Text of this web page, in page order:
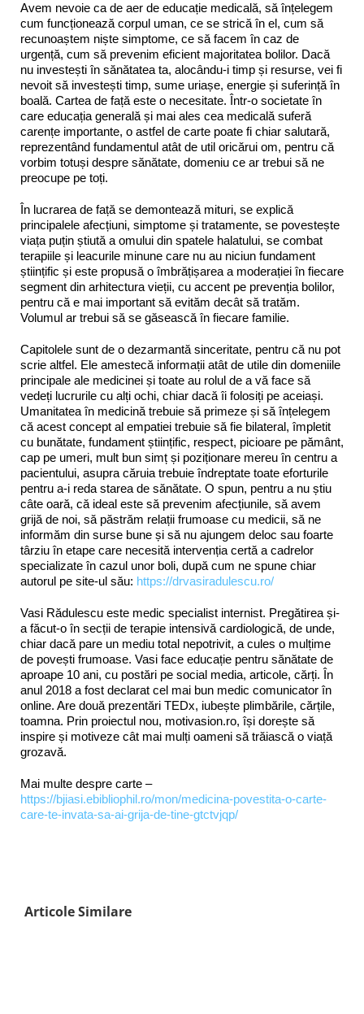
Avem nevoie ca de aer de educație medicală, să înțelegem
cum funcționează corpul uman, ce se strică în el, cum să
recunoaștem niște simptome, ce să facem în caz de
urgență, cum să prevenim eficient majoritatea bolilor. Dacă
nu investești în sănătatea ta, alocându-i timp și resurse, vei fi
nevoit să investești timp, sume uriașe, energie și suferință în
boală. Cartea de față este o necesitate. Într-o societate în
care educația generală și mai ales cea medicală suferă
carențe importante, o astfel de carte poate fi chiar salutară,
reprezentând fundamentul atât de util oricărui om, pentru că
vorbim totuși despre sănătate, domeniu ce ar trebui să ne
preocupe pe toți.
În lucrarea de față se demontează mituri, se explică
principalele afecțiuni, simptome și tratamente, se povestește
viața puțin știută a omului din spatele halatului, se combat
terapiile și leacurile minune care nu au niciun fundament
științific și este propusă o îmbrățișarea a moderației în fiecare
segment din arhitectura vieții, cu accent pe prevenția bolilor,
pentru că e mai important să evităm decât să tratăm.
Volumul ar trebui să se găsească în fiecare familie.
Capitolele sunt de o dezarmantă sinceritate, pentru că nu pot
scrie altfel. Ele amestecă informații atât de utile din domeniile
principale ale medicinei și toate au rolul de a vă face să
vedeți lucrurile cu alți ochi, chiar dacă îi folosiți pe aceiași.
Umanitatea în medicină trebuie să primeze și să înțelegem
că acest concept al empatiei trebuie să fie bilateral, împletit
cu bunătate, fundament științific, respect, picioare pe pământ,
cap pe umeri, mult bun simț și poziționare mereu în centru a
pacientului, asupra căruia trebuie îndreptate toate eforturile
pentru a-i reda starea de sănătate. O spun, pentru a nu știu
câte oară, că ideal este să prevenim afecțiunile, să avem
grijă de noi, să păstrăm relații frumoase cu medicii, să ne
informăm din surse bune și să nu ajungem deloc sau foarte
târziu în etape care necesită intervenția certă a cadrelor
specializate în cazul unor boli, după cum ne spune chiar
autorul pe site-ul său: https://drvasiradulescu.ro/
Vasi Rădulescu este medic specialist internist. Pregătirea și-
a făcut-o în secții de terapie intensivă cardiologică, de unde,
chiar dacă pare un mediu total nepotrivit, a cules o mulțime
de povești frumoase. Vasi face educație pentru sănătate de
aproape 10 ani, cu postări pe social media, articole, cărți. În
anul 2018 a fost declarat cel mai bun medic comunicator în
online. Are două prezentări TEDx, iubește plimbările, cărțile,
toamna. Prin proiectul nou, motivasion.ro, își dorește să
inspire și motiveze cât mai mulți oameni să trăiască o viață
grozavă.
Mai multe despre carte –
https://bjiasi.ebibliophil.ro/mon/medicina-povestita-o-carte-
care-te-invata-sa-ai-grija-de-tine-gtctvjqp/
Articole Similare